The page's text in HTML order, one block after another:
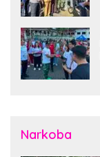
Narkoba